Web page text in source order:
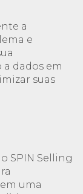
a
e
a dados em
suas
SPIN Selling
uma